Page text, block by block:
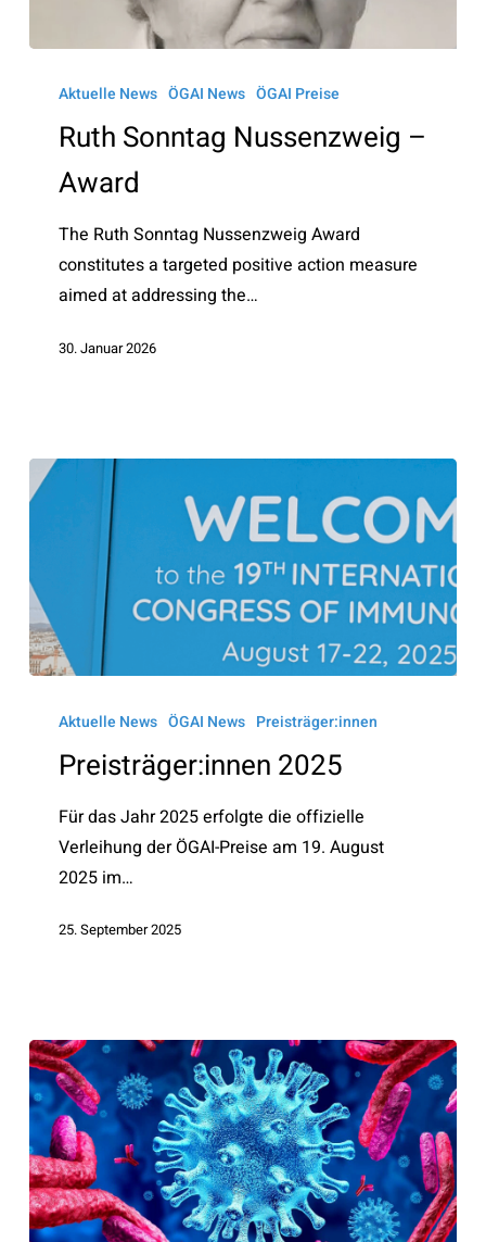
Sonntag
Nussenzweig
Award
Aktuelle News ÖGAI News ÖGAI Preise
Ruth Sonntag Nussenzweig –
Award
The Ruth Sonntag Nussenzweig Award
constitutes a targeted positive action measure
aimed at addressing the…
30. Januar 2026
2025Aktuelle News ÖGAI News Preisträger:innen
Preisträger:innen 2025
Für das Jahr 2025 erfolgte die offizielle
Verleihung der ÖGAI-Preise am 19. August
2025 im…
25. September 2025